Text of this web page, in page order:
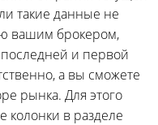
такие данные не
вашим брокером,
и первой
а вы сможете
рынка. Для этого
колонки в разделе